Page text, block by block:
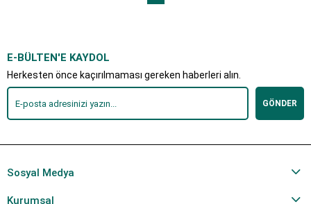
E-BÜLTEN'E KAYDOL
Herkesten önce kaçırılmaması gereken haberleri alın.
GÖNDER
Sosyal Medya
Kurumsal